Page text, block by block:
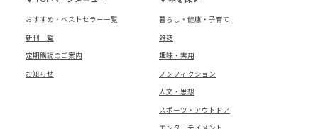
おすすめ・ベストセラー一覧
新刊一覧
定期購読のご案内
お知らせ
暮らし・健康・子育て
雑誌
趣味・実用
ノンフィクション
人文・思想
スポーツ・アウトドア